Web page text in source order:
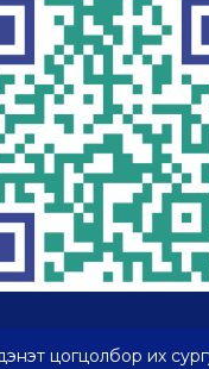
цогцолбор их